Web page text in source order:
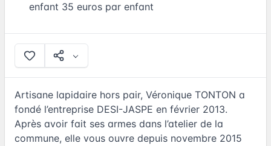
enfant 35 euros par enfant
Artisane lapidaire hors pair, Véronique TONTON a
fondé l’entreprise DESI-JASPE en février 2013.
Après avoir fait ses armes dans l’atelier de la
commune, elle vous ouvre depuis novembre 2015